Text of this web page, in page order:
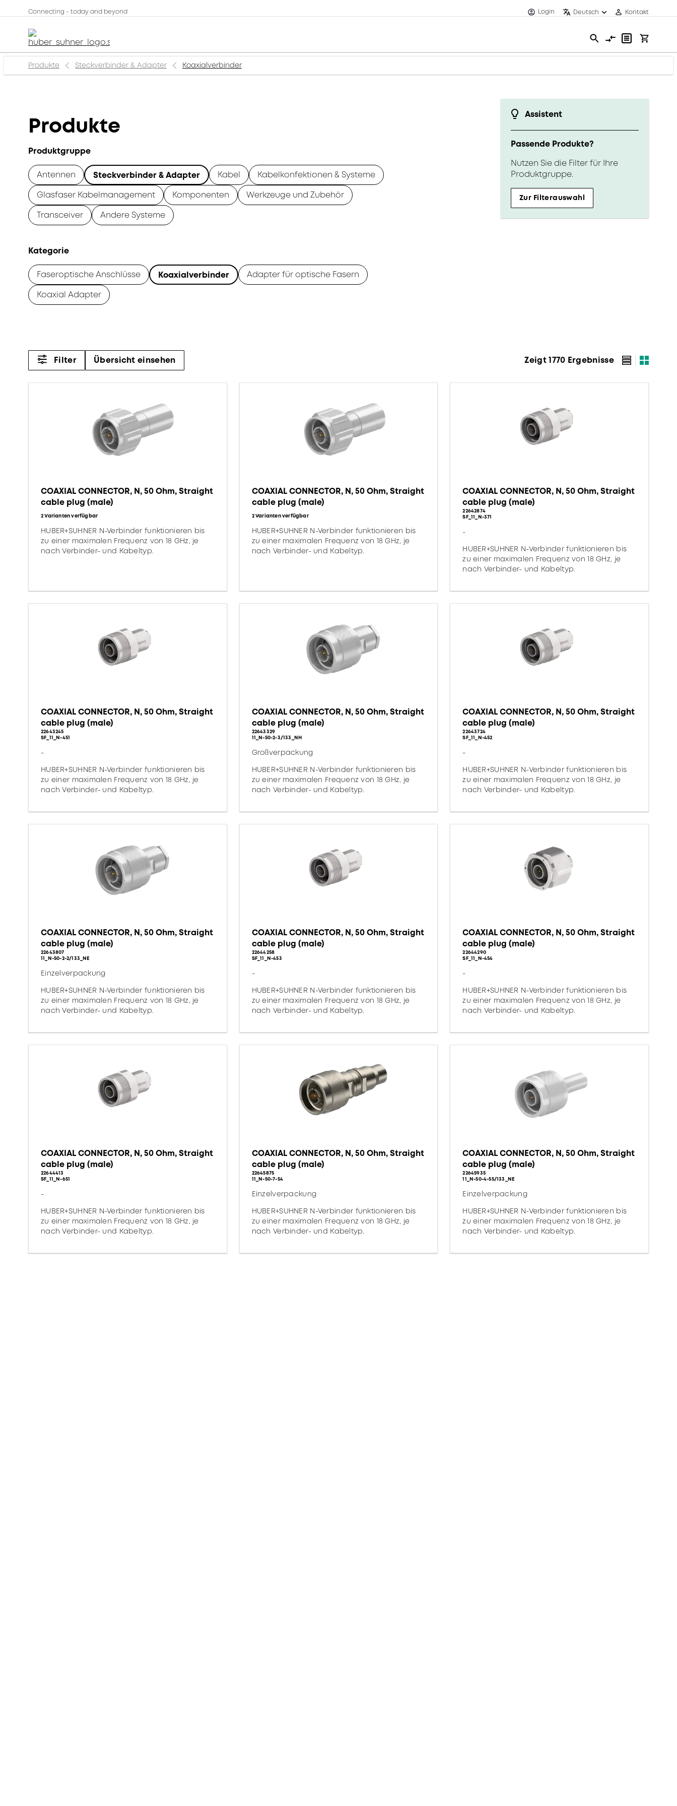
Connecting - today and beyond Login Deutsch Kontakt
Produkte Steckverbinder & Adapter Koaxialverbinder
Assistent
Passende Produkte?
Nutzen Sie die Filter für Ihre
Produktgruppe.
Zur Filterauswahl
Produkte
Produktgruppe
Antennen Steckverbinder & Adapter Kabel
Kabelkonfektionen & Systeme
Glasfaser Kabelmanagement
Komponenten
Werkzeuge und Zubehör
Transceiver
Andere Systeme
Kategorie
Faseroptische Anschlüsse Koaxialverbinder
Adapter für optische Fasern
Koaxial Adapter
Filter Übersicht einsehen Zeigt 1770 Ergebnisse
COAXIAL CONNECTOR, N, 50 Ohm, Straight
cable plug (male)
2 Varianten verfügbar
HUBER+SUHNER N-Verbinder funktionieren bis
zu einer maximalen Frequenz von 18 GHz, je
nach Verbinder- und Kabeltyp.
COAXIAL CONNECTOR, N, 50 Ohm, Straight
cable plug (male)
2 Varianten verfügbar
HUBER+SUHNER N-Verbinder funktionieren bis
zu einer maximalen Frequenz von 18 GHz, je
nach Verbinder- und Kabeltyp.
COAXIAL CONNECTOR, N, 50 Ohm, Straight
cable plug (male)
22642874
SF_11_N-371
-
HUBER+SUHNER N-Verbinder funktionieren bis
zu einer maximalen Frequenz von 18 GHz, je
nach Verbinder- und Kabeltyp.
COAXIAL CONNECTOR, N, 50 Ohm, Straight
cable plug (male)
22643245
SF_11_N-451
-
HUBER+SUHNER N-Verbinder funktionieren bis
zu einer maximalen Frequenz von 18 GHz, je
nach Verbinder- und Kabeltyp.
COAXIAL CONNECTOR, N, 50 Ohm, Straight
cable plug (male)
22643329
11_N-50-2-3/133_NH
Großverpackung
HUBER+SUHNER N-Verbinder funktionieren bis
zu einer maximalen Frequenz von 18 GHz, je
nach Verbinder- und Kabeltyp.
COAXIAL CONNECTOR, N, 50 Ohm, Straight
cable plug (male)
22643724
SF_11_N-452
-
HUBER+SUHNER N-Verbinder funktionieren bis
zu einer maximalen Frequenz von 18 GHz, je
nach Verbinder- und Kabeltyp.
COAXIAL CONNECTOR, N, 50 Ohm, Straight
cable plug (male)
22643807
11_N-50-2-2/133_NE
Einzelverpackung
HUBER+SUHNER N-Verbinder funktionieren bis
zu einer maximalen Frequenz von 18 GHz, je
nach Verbinder- und Kabeltyp.
COAXIAL CONNECTOR, N, 50 Ohm, Straight
cable plug (male)
22644258
SF_11_N-453
-
HUBER+SUHNER N-Verbinder funktionieren bis
zu einer maximalen Frequenz von 18 GHz, je
nach Verbinder- und Kabeltyp.
COAXIAL CONNECTOR, N, 50 Ohm, Straight
cable plug (male)
22644290
SF_11_N-454
-
HUBER+SUHNER N-Verbinder funktionieren bis
zu einer maximalen Frequenz von 18 GHz, je
nach Verbinder- und Kabeltyp.
COAXIAL CONNECTOR, N, 50 Ohm, Straight
cable plug (male)
22644413
SF_11_N-651
-
HUBER+SUHNER N-Verbinder funktionieren bis
zu einer maximalen Frequenz von 18 GHz, je
nach Verbinder- und Kabeltyp.
COAXIAL CONNECTOR, N, 50 Ohm, Straight
cable plug (male)
22645875
11_N-50-7-54
Einzelverpackung
HUBER+SUHNER N-Verbinder funktionieren bis
zu einer maximalen Frequenz von 18 GHz, je
nach Verbinder- und Kabeltyp.
COAXIAL CONNECTOR, N, 50 Ohm, Straight
cable plug (male)
22645935
11_N-50-4-55/133_NE
Einzelverpackung
HUBER+SUHNER N-Verbinder funktionieren bis
zu einer maximalen Frequenz von 18 GHz, je
nach Verbinder- und Kabeltyp.